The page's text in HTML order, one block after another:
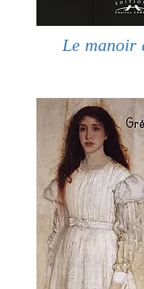
Le manoir